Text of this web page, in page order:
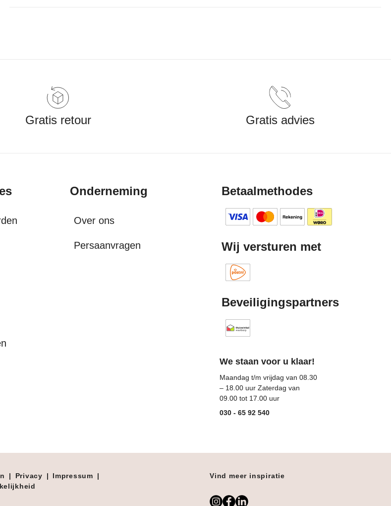
Gratis retour Gratis advies
Onderneming
Over ons
Persaanvragen
Betaalmethodes
Wij versturen met
Beveiligingspartners
Thuiswinkel (Opent in een nieuw tabblad)
We staan voor u klaar!
Maandag t/m vrijdag van 08.30
– 18.00 uur Zaterdag van
09.00 tot 17.00 uur
030 - 65 92 540
| Privacy | Impressum
|
Vind meer inspiratie